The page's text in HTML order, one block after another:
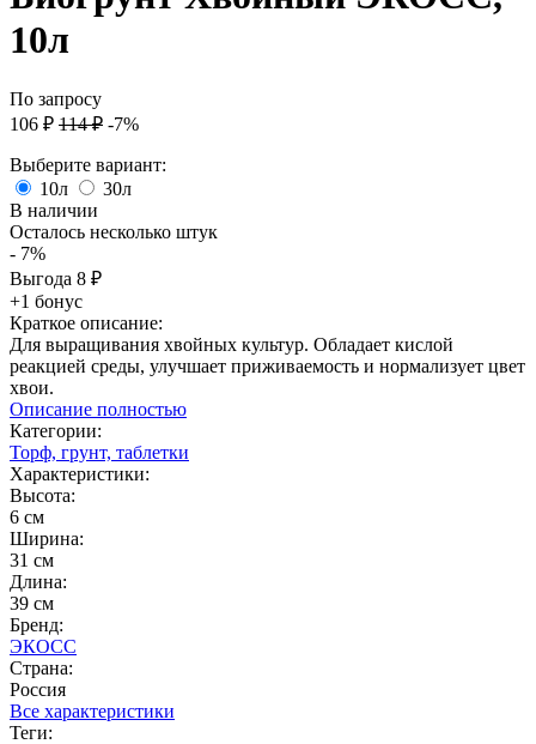
10л
По запросу
106 ₽ 114 ₽ -7%
Выберите вариант:
10л
30л
В наличии
Осталось несколько штук
- 7%
Выгода 8 ₽
+1 бонус
Краткое описание:
Для выращивания хвойных культур. Обладает кислой
реакцией среды, улучшает приживаемость и нормализует цвет
хвои.
Описание полностью
Категории:
Торф, грунт, таблетки
Характеристики:
Высота:
6 см
Ширина:
31 см
Длина:
39 см
Бренд:
ЭКОСС
Страна:
Россия
Все характеристики
Теги: